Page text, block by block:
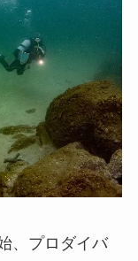
、プロダイバ